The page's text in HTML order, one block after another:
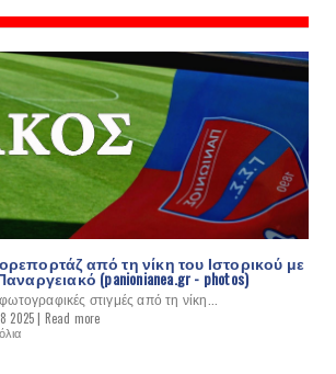
από τη νίκη του Ιστορικού με
(panionianea.gr - photos)
στιγμές από τη νίκη...
2025 | Read more